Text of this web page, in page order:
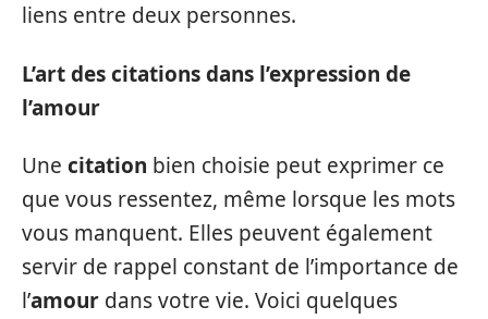
liens entre deux personnes.
L’art des citations dans l’expression de
l’amour
Une citation bien choisie peut exprimer ce
que vous ressentez, même lorsque les mots
vous manquent. Elles peuvent également
servir de rappel constant de l’importance de
l’amour dans votre vie. Voici quelques